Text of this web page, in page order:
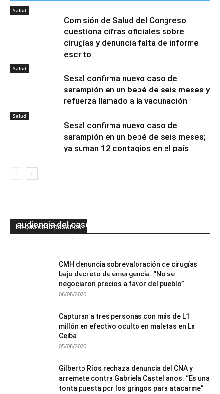
Salud
Comisión de Salud del Congreso
cuestiona cifras oficiales sobre
cirugías y denuncia falta de informe
escrito
Salud
Sesal confirma nuevo caso de
sarampión en un bebé de seis meses y
refuerza llamado a la vacunación
Salud
Sesal confirma nuevo caso de
sarampión en un bebé de seis meses;
ya suman 12 contagios en el país
Lo que está pasando
audiencia del caso Pandora II
-
CMH denuncia sobrevaloración de cirugías
bajo decreto de emergencia: “No se
negociaron precios a favor del pueblo”
06/08/2026
Capturan a tres personas con más de L1
millón en efectivo oculto en maletas en La
Ceiba
05/08/2026
Gilberto Ríos rechaza denuncia del CNA y
arremete contra Gabriela Castellanos: “Es una
tonta puesta por los gringos para atacarme”